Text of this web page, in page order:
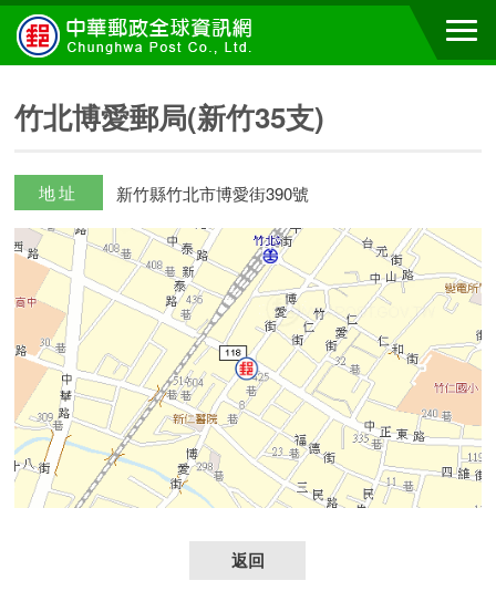
竹北博愛郵局(新竹35支)
地址 新竹縣竹北市博愛街390號